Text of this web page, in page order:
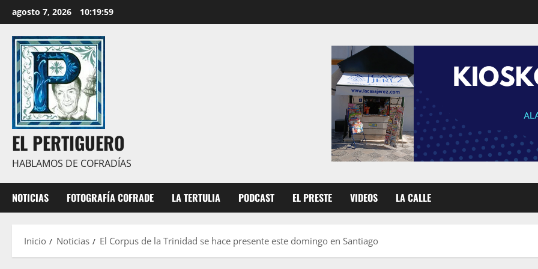
al
contenido
agosto 7, 2026 10:20:01
EL PERTIGUERO
HABLAMOS DE COFRADÍAS
NOTICIAS FOTOGRAFÍA COFRADE LA TERTULIA PODCAST EL PRESTE VIDEOS LA CALLE
Inicio Noticias El Corpus de la Trinidad se hace presente este domingo en Santiago